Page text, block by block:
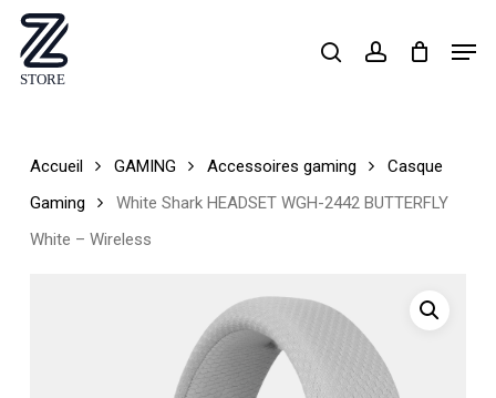
Skip
main
searchaccount
Accueil GAMING Accessoires gaming
Casque
Gaming
White Shark HEADSET WGH-2442 BUTTERFLY
White – Wireless